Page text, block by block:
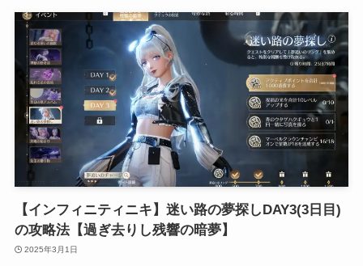
【インフィニティニキ】迷い路の夢探しDAY3(3日目)
の攻略法【過ぎ去りし残響の暗夢】
2025年3月1日